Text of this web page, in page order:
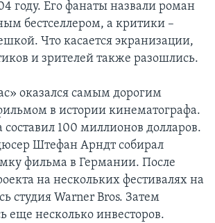
году. Его фанаты назвали роман
бестселлером, а критики –
Что касается экранизации,
и зрителей также разошлись.
оказался самым дорогим
в истории кинематографа.
100 миллионов долларов.
Штефан Арндт собирал
фильма в Германии. После
на нескольких фестивалях на
студия Warner Bros. Затем
еще несколько инвесторов.